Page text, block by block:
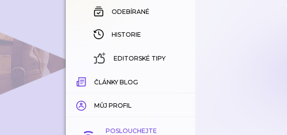
ODEBÍRANÉ
HISTORIE
EDITORSKÉ TIPY
ČLÁNKY BLOG
MŮJ PROFIL
POSLOUCHEJTE